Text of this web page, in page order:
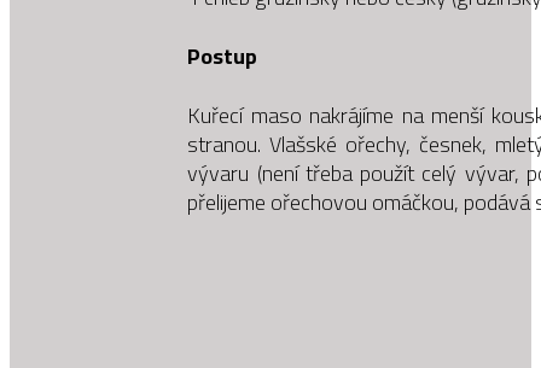
Postup
Kuřecí maso nakrájíme na menší
stranou. Vlašské ořechy, česnek,
vývaru (není třeba použít celý vývar,
přelijeme ořechovou omáčkou,